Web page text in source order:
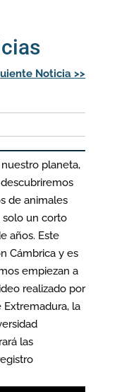
Noticia >>
planeta,
de animales
un corto
años. Este
Cámbrica y es
empiezan a
realizado por
Extremadura, la
las